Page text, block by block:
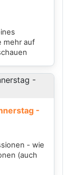
mehr auf
-
- wie
(auch